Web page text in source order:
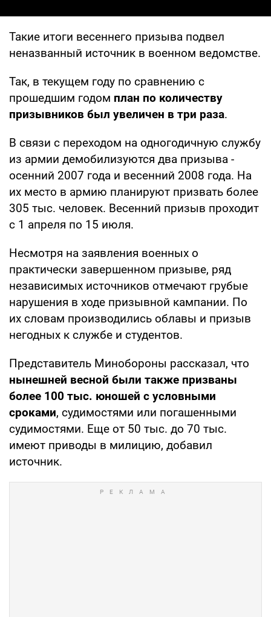
Такие итоги весеннего призыва подвел
неназванный источник в военном ведомстве.
Так, в текущем году по сравнению с
прошедшим годом план по количеству
призывников был увеличен в три раза.
В связи с переходом на одногодичную службу
из армии демобилизуются два призыва -
осенний 2007 года и весенний 2008 года. На
их место в армию планируют призвать более
305 тыс. человек. Весенний призыв проходит
с 1 апреля по 15 июля.
Несмотря на заявления военных о
практически завершенном призыве, ряд
независимых источников отмечают грубые
нарушения в ходе призывной кампании. По
их словам производились облавы и призыв
негодных к службе и студентов.
Представитель Минобороны рассказал, что
нынешней весной были также призваны
более 100 тыс. юношей с условными
сроками, судимостями или погашенными
судимостями. Еще от 50 тыс. до 70 тыс.
имеют приводы в милицию, добавил
источник.